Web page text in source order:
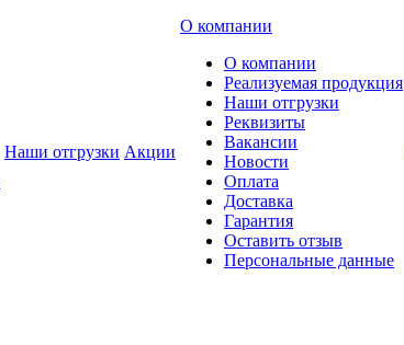
Наши отгрузки Акции
О компании
О компании
Реализуемая продукция
Наши отгрузки
Реквизиты
Вакансии
Новости
Оплата
Доставка
Гарантия
Оставить отзыв
Персональные данные